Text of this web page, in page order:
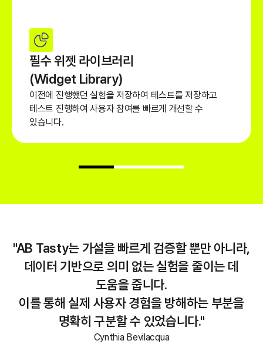
필수 위젯 라이브러리
(Widget Library)
이전에 진행했던 실험을 저장하여 테스트를 저장하고
테스트 진행하여 사용자 참여를 빠르게 개선할 수
있습니다.
"AB Tasty는 가설을 빠르게 검증할 뿐만 아니라,
데이터 기반으로 의미 없는 실험을 줄이는 데
도움을 줍니다.
이를 통해 실제 사용자 경험을 방해하는 부분을
명확히 구분할 수 있었습니다."
Cynthia Bevilacqua